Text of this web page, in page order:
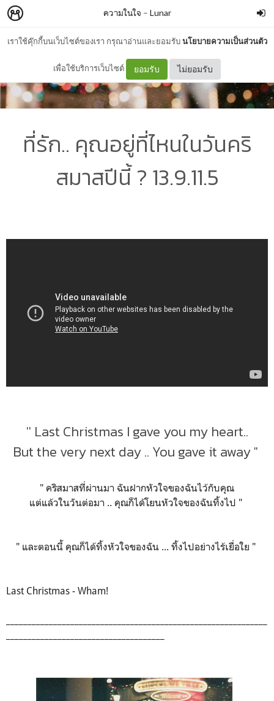
เราใช้คุ๊กกี้บนเว็บไซต์ของเรา กรุณาอ่านและยอมรับนโยบายความเป็นส่วนตัว
เพื่อใช้บริการเว็บไซต์ ยอมรับ ไม่ยอมรับ
ความในใจ – Lunar
ที่รัก.. คุณอยู่ที่ไหนในวันคริ
สมาสปีนี้ ? 13.9.11.5
'' Last Christmas I gave you my heart..
But the very next day .. You gave it away "
" คริสมาสที่ผ่านมา ฉันฝากหัวใจของฉันไว้กับคุณ
แต่แล้วในวันต่อมา .. คุณก็ได้โยนหัวใจของฉันทิ้งไป "
" และตอนนี้ คุณก็ได้ทิ้งหัวใจของฉัน ... ทิ้งไปอย่างไร้เยื่อใย "
Last Christmas - Wham!